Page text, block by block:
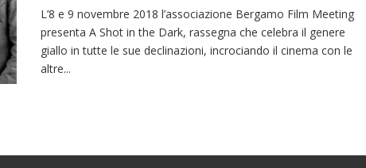
L’8 e 9 novembre 2018 l’associazione Bergamo Film Meeting
presenta A Shot in the Dark, rassegna che celebra il genere
giallo in tutte le sue declinazioni, incrociando il cinema con le
altre...